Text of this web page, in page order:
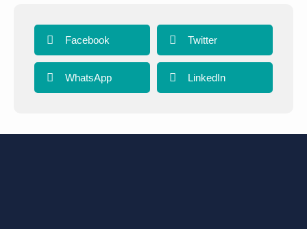
Facebook Twitter
WhatsApp LinkedIn